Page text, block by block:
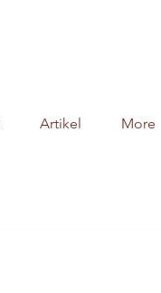
Artikel More